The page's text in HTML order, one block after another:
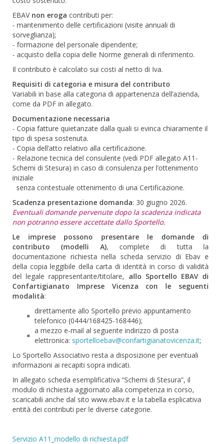
EBAV non eroga contributi per:
- mantenimento delle certificazioni (visite annuali di
sorveglianza);
- formazione del personale dipendente;
- acquisto della copia delle Norme generali di riferimento.
Il contributo è calcolato sui costi al netto di Iva.
Requisiti di categoria e misura del contributo
Variabili in base alla categoria di appartenenza dell’azienda,
come da PDF in allegato.
Documentazione necessaria
- Copia fatture quietanzate dalla quali si evinca chiaramente il
tipo di spesa sostenuta.
- Copia dell’atto relativo alla certificazione.
- Relazione tecnica del consulente (vedi PDF allegato A11-
Schemi di Stesura) in caso di consulenza per l’ottenimento
iniziale
senza contestuale ottenimento di una Certificazione.
Scadenza presentazione domanda: 30 giugno 2026.
Eventuali domande pervenute dopo la scadenza indicata
non potranno essere accettate dallo Sportello.
Le imprese possono presentare le domande di
contributo (modelli A), complete di tutta la
documentazione richiesta nella scheda servizio di Ebav e
della copia leggibile della carta di identità in corso di validità
del legale rappresentante/titolare, allo Sportello EBAV di
Confartigianato Imprese Vicenza con le seguenti
modalità:
direttamente allo Sportello previo appuntamento
telefonico (0444/168425-168446);
a mezzo e-mail al seguente indirizzo di posta
elettronica: sportelloebav@confartigianatovicenza.it;
Lo Sportello Associativo resta a disposizione per eventuali
informazioni ai recapiti sopra indicati.
In allegato scheda esemplificativa “Schemi di Stesura”, il
modulo di richiesta aggiornato alla competenza in corso,
scaricabili anche dal sito www.ebav.it e la tabella esplicativa
entità dei contributi per le diverse categorie.
Servizio A11_modello di richiesta.pdf